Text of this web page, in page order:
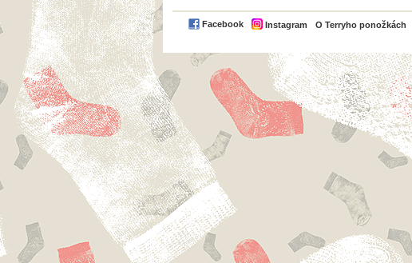
Facebook Instagram O Terryho ponožkách